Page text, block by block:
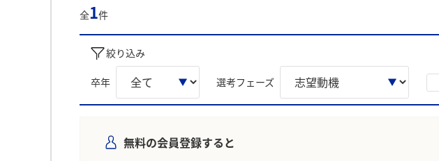
全1件
絞り込み
卒年 選考フェーズ
無料の会員登録すると